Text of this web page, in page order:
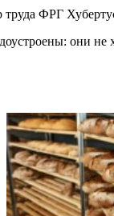
ФРГ
они